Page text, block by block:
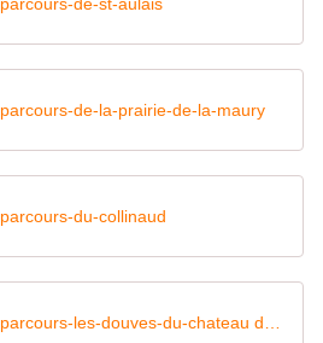
parcours-de-la-prairie-de-la-maury
parcours-du-collinaud